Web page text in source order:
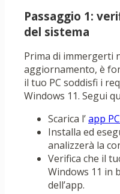
Passaggio 1:
del sistema
Prima di immergerti
aggiornamento, è
il tuo PC soddisfi i
Windows 11. Segui
Scarica l’app
Installa ed
analizzerà la
Verifica che il
Windows 11 in
dell’app.